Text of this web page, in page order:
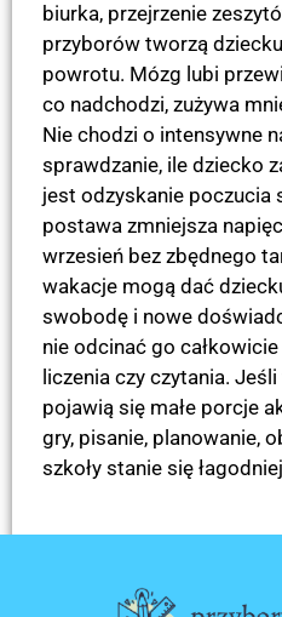
biurka, przejrzenie
przyborów tworzą
powrotu. Mózg lubi
co nadchodzi, zużywa
Nie chodzi o intensywne
sprawdzanie, ile dziecko
jest odzyskanie poczucia
postawa zmniejsza
wrzesień bez zbędnego
wakacje mogą dać
swobodę i nowe
nie odcinać go
liczenia czy czytania.
pojawią się małe porcje
gry, pisanie, planowanie,
szkoły stanie się